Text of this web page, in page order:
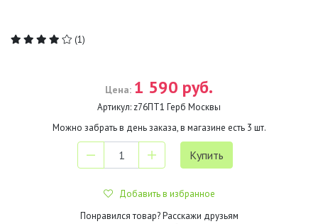
(1)
Цена: 1 590 руб.
Артикул: z76ПТ1 Герб Москвы
Можно забрать в день заказа, в магазине есть 3 шт.
Добавить в избранное
Понравился товар? Расскажи друзьям